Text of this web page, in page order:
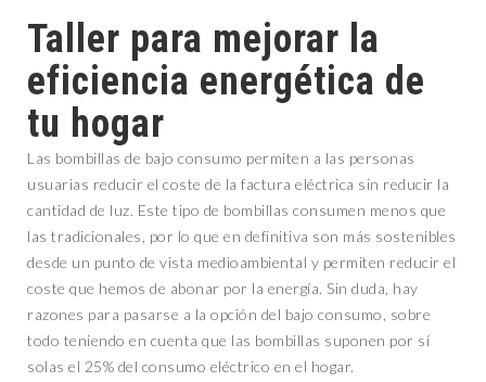
Taller para mejorar la
eficiencia energética de
tu hogar
Las bombillas de bajo consumo permiten a las personas
usuarias reducir el coste de la factura eléctrica sin reducir la
cantidad de luz. Este tipo de bombillas consumen menos que
las tradicionales, por lo que en definitiva son más sostenibles
desde un punto de vista medioambiental y permiten reducir el
coste que hemos de abonar por la energía. Sin duda, hay
razones para pasarse a la opción del bajo consumo, sobre
todo teniendo en cuenta que las bombillas suponen por sí
solas el 25% del consumo eléctrico en el hogar.